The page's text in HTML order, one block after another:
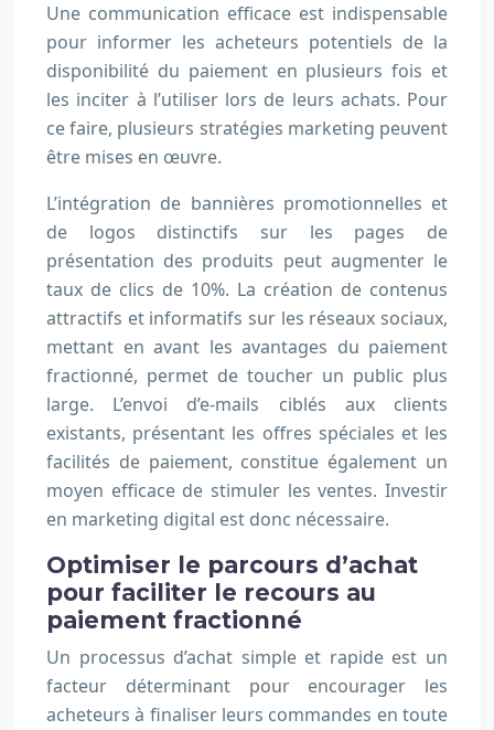
Une communication efficace est indispensable
pour informer les acheteurs potentiels de la
disponibilité du paiement en plusieurs fois et
les inciter à l’utiliser lors de leurs achats. Pour
ce faire, plusieurs stratégies marketing peuvent
être mises en œuvre.
L’intégration de bannières promotionnelles et
de logos distinctifs sur les pages de
présentation des produits peut augmenter le
taux de clics de 10%. La création de contenus
attractifs et informatifs sur les réseaux sociaux,
mettant en avant les avantages du paiement
fractionné, permet de toucher un public plus
large. L’envoi d’e-mails ciblés aux clients
existants, présentant les offres spéciales et les
facilités de paiement, constitue également un
moyen efficace de stimuler les ventes. Investir
en marketing digital est donc nécessaire.
Optimiser le parcours d’achat
pour faciliter le recours au
paiement fractionné
Un processus d’achat simple et rapide est un
facteur déterminant pour encourager les
acheteurs à finaliser leurs commandes en toute